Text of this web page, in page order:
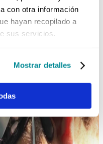
con otra información
hayan recopilado a
sus servicios.
Mostrar detalles